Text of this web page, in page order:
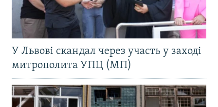
У Львові скандал через участь у заході
митрополита УПЦ (МП)